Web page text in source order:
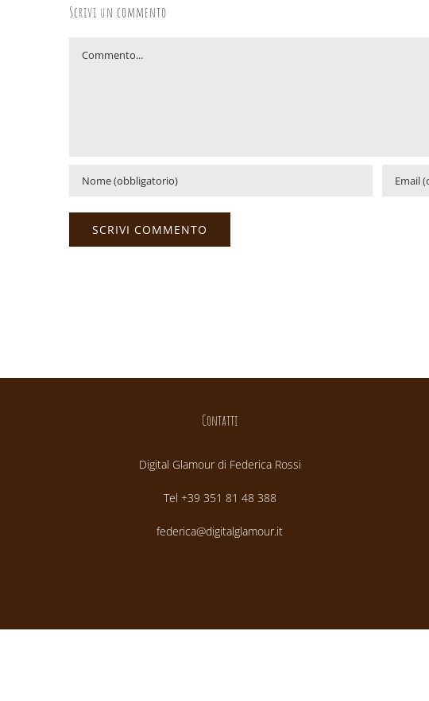
Scrivi un commento
Contatti
Digital Glamour di Federica Rossi
Tel +39 351 81 48 388
federica@digitalglamour.it